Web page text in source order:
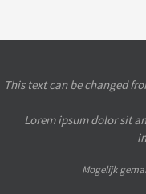
This text can be changed
Lorem ipsumdolor sit
Mogelijk